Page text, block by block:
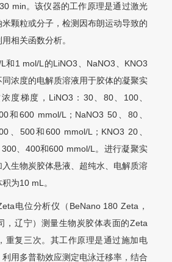
min。该仪器的工作原理是通过激光
颗粒或分子，检测因布朗运动导致的
相关函数分析。
和1 mol/L的LiNO3、NaNO3、KNO3
浓度的电解质溶液用于胶体的凝聚实
度梯度，LiNO3：30、80、100、
和600 mmol/L；NaNO3 50、80、
、500和600 mmol/L；KNO3 20、
、400和600 mmol/L。进行凝聚实
生物炭胶体悬液、超纯水、电解质溶
为10 mL。
电位分析仪（BeNano 180 Zeta，
，辽宁）测量生物炭胶体表面的Zeta
重复三次。其工作原理是通过施加电
用多普勒效应测定电泳迁移率，结合